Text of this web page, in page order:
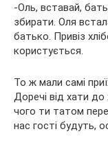
-Оль, вставай,
збирати. Оля
батько. Привіз
користується.
То ж мали самі
Доречі від хати до
чого ти татом
нас гості будуть,